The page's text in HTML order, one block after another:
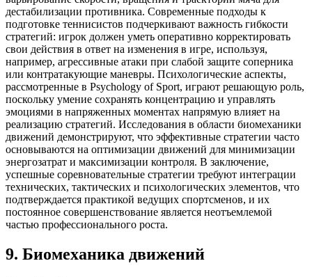
дестабилизации противника. Современные подходы к
подготовке теннисистов подчеркивают важность гибкости
стратегий: игрок должен уметь оперативно корректировать
свои действия в ответ на изменения в игре, используя,
например, агрессивные атаки при слабой защите соперника
или контратакующие маневры. Психологические аспекты,
рассмотренные в Psychology of Sport, играют решающую роль,
поскольку умение сохранять концентрацию и управлять
эмоциями в напряженных моментах напрямую влияет на
реализацию стратегий. Исследования в области биомеханики
движений демонстрируют, что эффективные стратегии часто
основываются на оптимизации движений для минимизации
энергозатрат и максимизации контроля. В заключение,
успешные соревновательные стратегии требуют интеграции
технических, тактических и психологических элементов, что
подтверждается практикой ведущих спортсменов, и их
постоянное совершенствование является неотъемлемой
частью профессионального роста.
9. Биомеханика движений